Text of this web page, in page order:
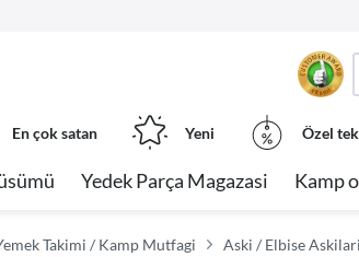
En çok satan Yeni Özel
Yedek Parça Magazasi Kamp
Takimi / Kamp Mutfagi Aski / Elbise Askilari